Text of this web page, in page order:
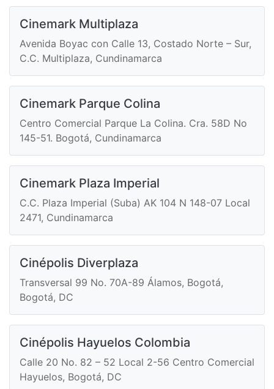
Cinemark Multiplaza
Avenida Boyac con Calle 13, Costado Norte – Sur,
C.C. Multiplaza, Cundinamarca
Cinemark Parque Colina
Centro Comercial Parque La Colina. Cra. 58D No
145-51. Bogotá, Cundinamarca
Cinemark Plaza Imperial
C.C. Plaza Imperial (Suba) AK 104 N 148-07 Local
2471, Cundinamarca
Cinépolis Diverplaza
Transversal 99 No. 70A-89 Álamos, Bogotá,
Bogotá, DC
Cinépolis Hayuelos Colombia
Calle 20 No. 82 – 52 Local 2-56 Centro Comercial
Hayuelos, Bogotá, DC